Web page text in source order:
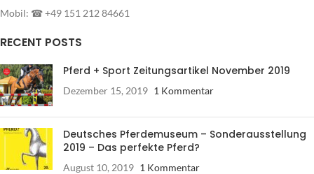
Mobil: ☎ +49 151 212 84661
RECENT POSTS
Pferd + Sport Zeitungsartikel November 2019
Dezember 15, 2019 1 Kommentar
Deutsches Pferdemuseum – Sonderausstellung
2019 – Das perfekte Pferd?
August 10, 2019 1 Kommentar